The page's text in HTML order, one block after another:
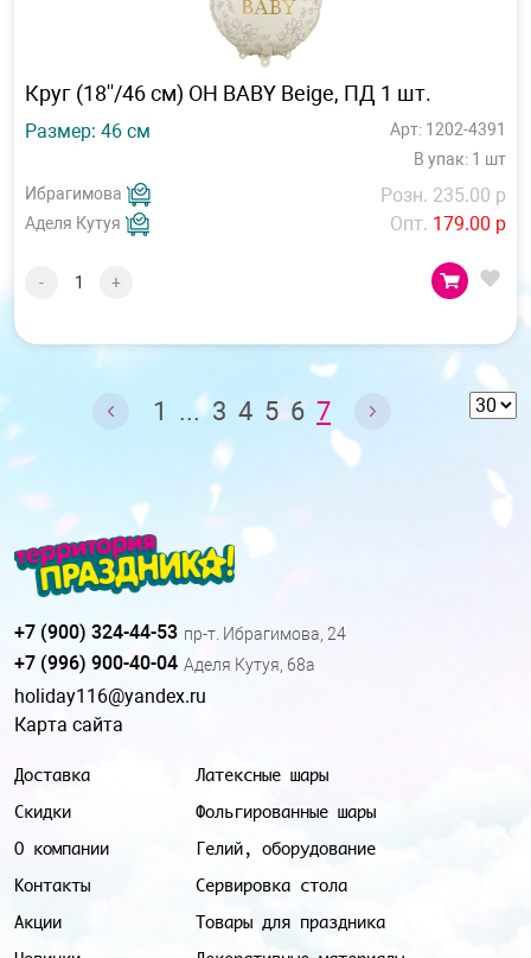
Круг (18''/46 см) OH BABY Beige, ПД 1 шт.
Размер: 46 см
Арт: 1202-4391
В упак: 1 шт
Ибрагимова
Аделя Кутуя
Розн. 235.00 р
Опт. 179.00 р
- +
1 ... 3 4 5 6 7
Доставка
Скидки
О компании
Контакты
Акции
Латексные шары
Фольгированные шары
Гелий, оборудование
Сервировка стола
Товары для праздника
+7 (900) 324-44-53 пр-т. Ибрагимова, 24
+7 (996) 900-40-04 Аделя Кутуя, 68а
holiday116@yandex.ru
Карта сайта